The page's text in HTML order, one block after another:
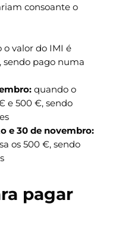
consoante o
valor do IMI é
sendo pago numa
quando o
e 500 €, sendo
e 30 de novembro:
os 500 €, sendo
pagar